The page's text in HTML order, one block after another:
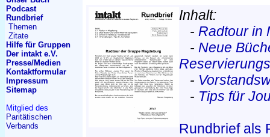
Podcast
Rundbrief
Themen
Zitate
Hilfe für Gruppen
Der intakt e.V.
Presse/Medien
Kontaktformular
Impressum
Sitemap
Mitglied des
Paritätischen
Verbands
Inhalt:
- Radtour in
- Neue
-
- Tips für
Rundbrief als